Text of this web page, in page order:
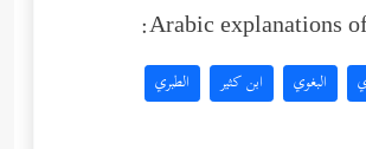
Arabic explanations
البغوي ابن كثير الطبري